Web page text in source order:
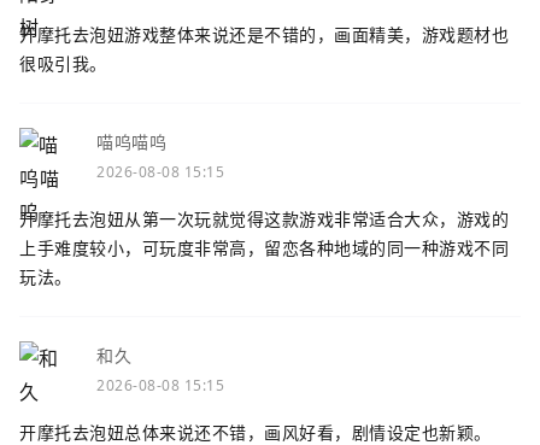
开摩托去泡妞游戏整体来说还是不错的，画面精美，游戏题材也
很吸引我。
喵呜喵呜
2026-08-08 15:15
开摩托去泡妞从第一次玩就觉得这款游戏非常适合大众，游戏的
上手难度较小，可玩度非常高，留恋各种地域的同一种游戏不同
玩法。
和久
2026-08-08 15:15
开摩托去泡妞总体来说还不错，画风好看，剧情设定也新颖。